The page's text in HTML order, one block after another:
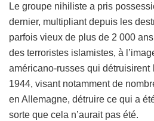
Le groupe nihiliste a pris
dernier, multipliant depuis les
parfois vieux de plus de 2 000
des terroristes islamistes, à
américano-russes qui détruisirent
1944, visant notamment de
en Allemagne, détruire ce qui a
sorte que cela n’aurait pas été.